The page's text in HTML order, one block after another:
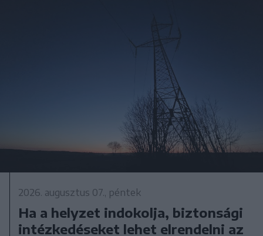
2026. augusztus 07., péntek
Ha a helyzet indokolja, biztonsági
intézkedéseket lehet elrendelni az